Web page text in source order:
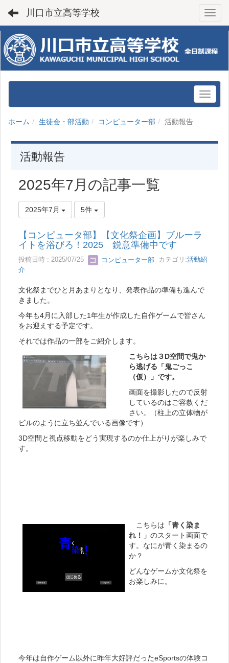
川口市立高等学校
ホーム 生徒会・部活動 コンピューター部 活動報告
活動報告
2025年7月の記事一覧
2025年7月 5件
【コンピュータ部】【文化祭企画】ブルーラ
イトを浴びろ！2025 鋭意準備中です
投稿日時 : 2025/07/25 コンピューター部 カテゴリ:活動紹
介
文化祭までひと月あまりとなり、発表作品の準備も進んで
きました。
今年も4月に入部した1年生が作成した自作ゲームで皆さん
をお迎えする予定です。
それでは作品の一部をご紹介します。
こちらは３D空間で鬼か
ら逃げる「鬼ごっこ
（仮）」です。
画面を撮影したので反射
しているのはご容赦くだ
さい。（柱上の立体物が
ビルのように立ち並んでいる画像です）
3D空間と視点移動をどう実現するのか仕上がりが楽しみで
す。
こちらは 「青く染ま
れ！」 のスタート画面で
す。なにが青く染まるの
か？
どんなゲームか文化祭を
お楽しみに。
今年は自作ゲーム以外に昨年大好評だったeSportsの体験コ